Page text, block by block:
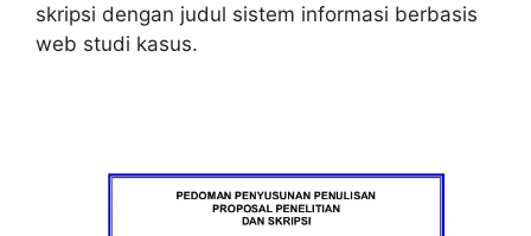
skripsi dengan judul sistem informasi berbasis
web studi kasus.